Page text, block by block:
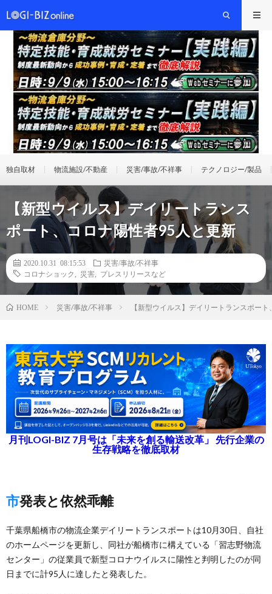
独自取材 物流施設/不動産 災害/事故/不祥事 テクノロジー/製品
【新型ウイルス】デイリートランス
ポート、コロナ陽性者95人と更新
2020.10.31 08:15:53
災害/事故/不祥事
コロナショック
災害 プレスリリースなど
HOME 災害/事故/不祥事 【新型ウイルス】デイリートランスポー
月刊LOGI-BIZ 7月号は「未来を創る輸送改革」 先行企業の
生存戦略を徹底取材
市発表と依然乖離
千葉県船橋市の物流企業デイリートランスポートは10月30日、自社
のホームページを更新し、同社が船橋市に構えている「習志野物流
センター」の従業員で新型コロナウイルスに陽性と判明したのが同
日までに計95人に達したと発表した。